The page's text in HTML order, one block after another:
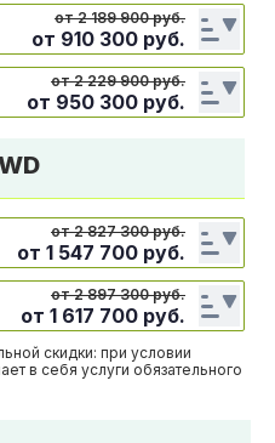
от 2 189 900 руб.
от 910 300 руб.
от 2 229 900 руб.
от 950 300 руб.
от 2 827 300 руб.
от 1 547 700 руб.
от 2 897 300 руб.
от 1 617 700 руб.
скидки: при условии
в себя услуги обязательного